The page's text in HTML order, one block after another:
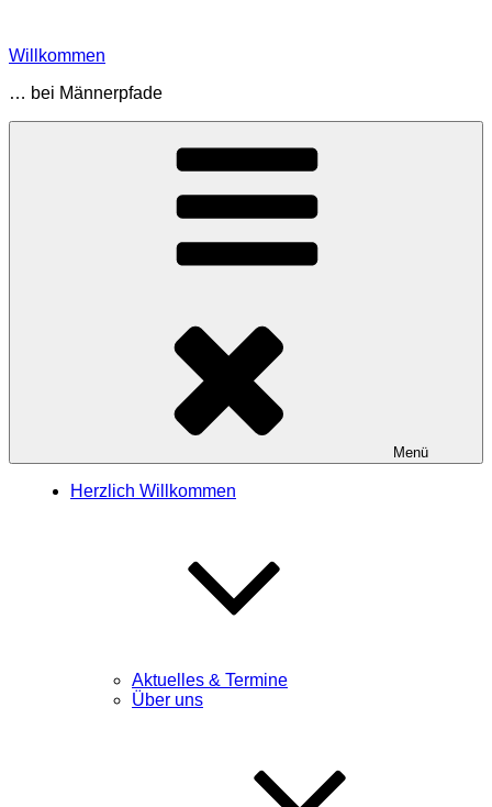
springen
Willkommen
… bei Männerpfade
Menü
Herzlich Willkommen
Aktuelles & Termine
Über uns